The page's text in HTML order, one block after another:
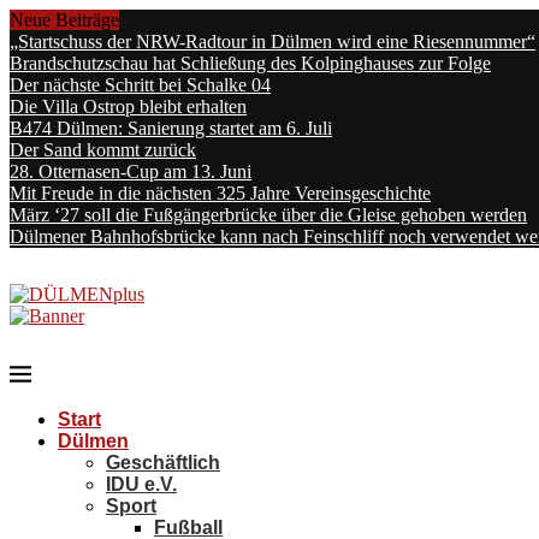
Neue Beiträge
„Startschuss der NRW-Radtour in Dülmen wird eine Riesennummer“
Brandschutzschau hat Schließung des Kolpinghauses zur Folge
Der nächste Schritt bei Schalke 04
Die Villa Ostrop bleibt erhalten
B474 Dülmen: Sanierung startet am 6. Juli
Der Sand kommt zurück
28. Otternasen-Cup am 13. Juni
Mit Freude in die nächsten 325 Jahre Vereinsgeschichte
März ‘27 soll die Fußgängerbrücke über die Gleise gehoben werden
Dülmener Bahnhofsbrücke kann nach Feinschliff noch verwendet
Start
Dülmen
Geschäftlich
IDU e.V.
Sport
Fußball